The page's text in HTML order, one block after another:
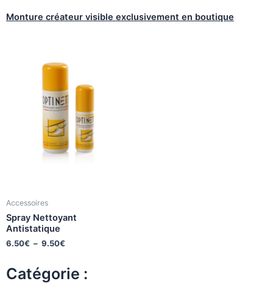
Monture créateur visible exclusivement en boutique
Accessoires
Spray Nettoyant
Antistatique
6.50€ – 9.50€
Catégorie :